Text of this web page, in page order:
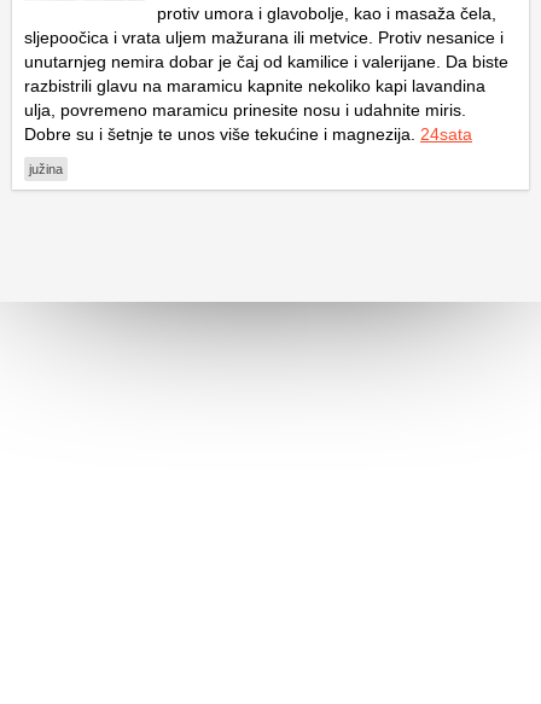
protiv umora i glavobolje, kao i masaža čela,
sljepoočica i vrata uljem mažurana ili metvice. Protiv nesanice i
unutarnjeg nemira dobar je čaj od kamilice i valerijane. Da biste
razbistrili glavu na maramicu kapnite nekoliko kapi lavandina
ulja, povremeno maramicu prinesite nosu i udahnite miris.
Dobre su i šetnje te unos više tekućine i magnezija. 24sata
južina